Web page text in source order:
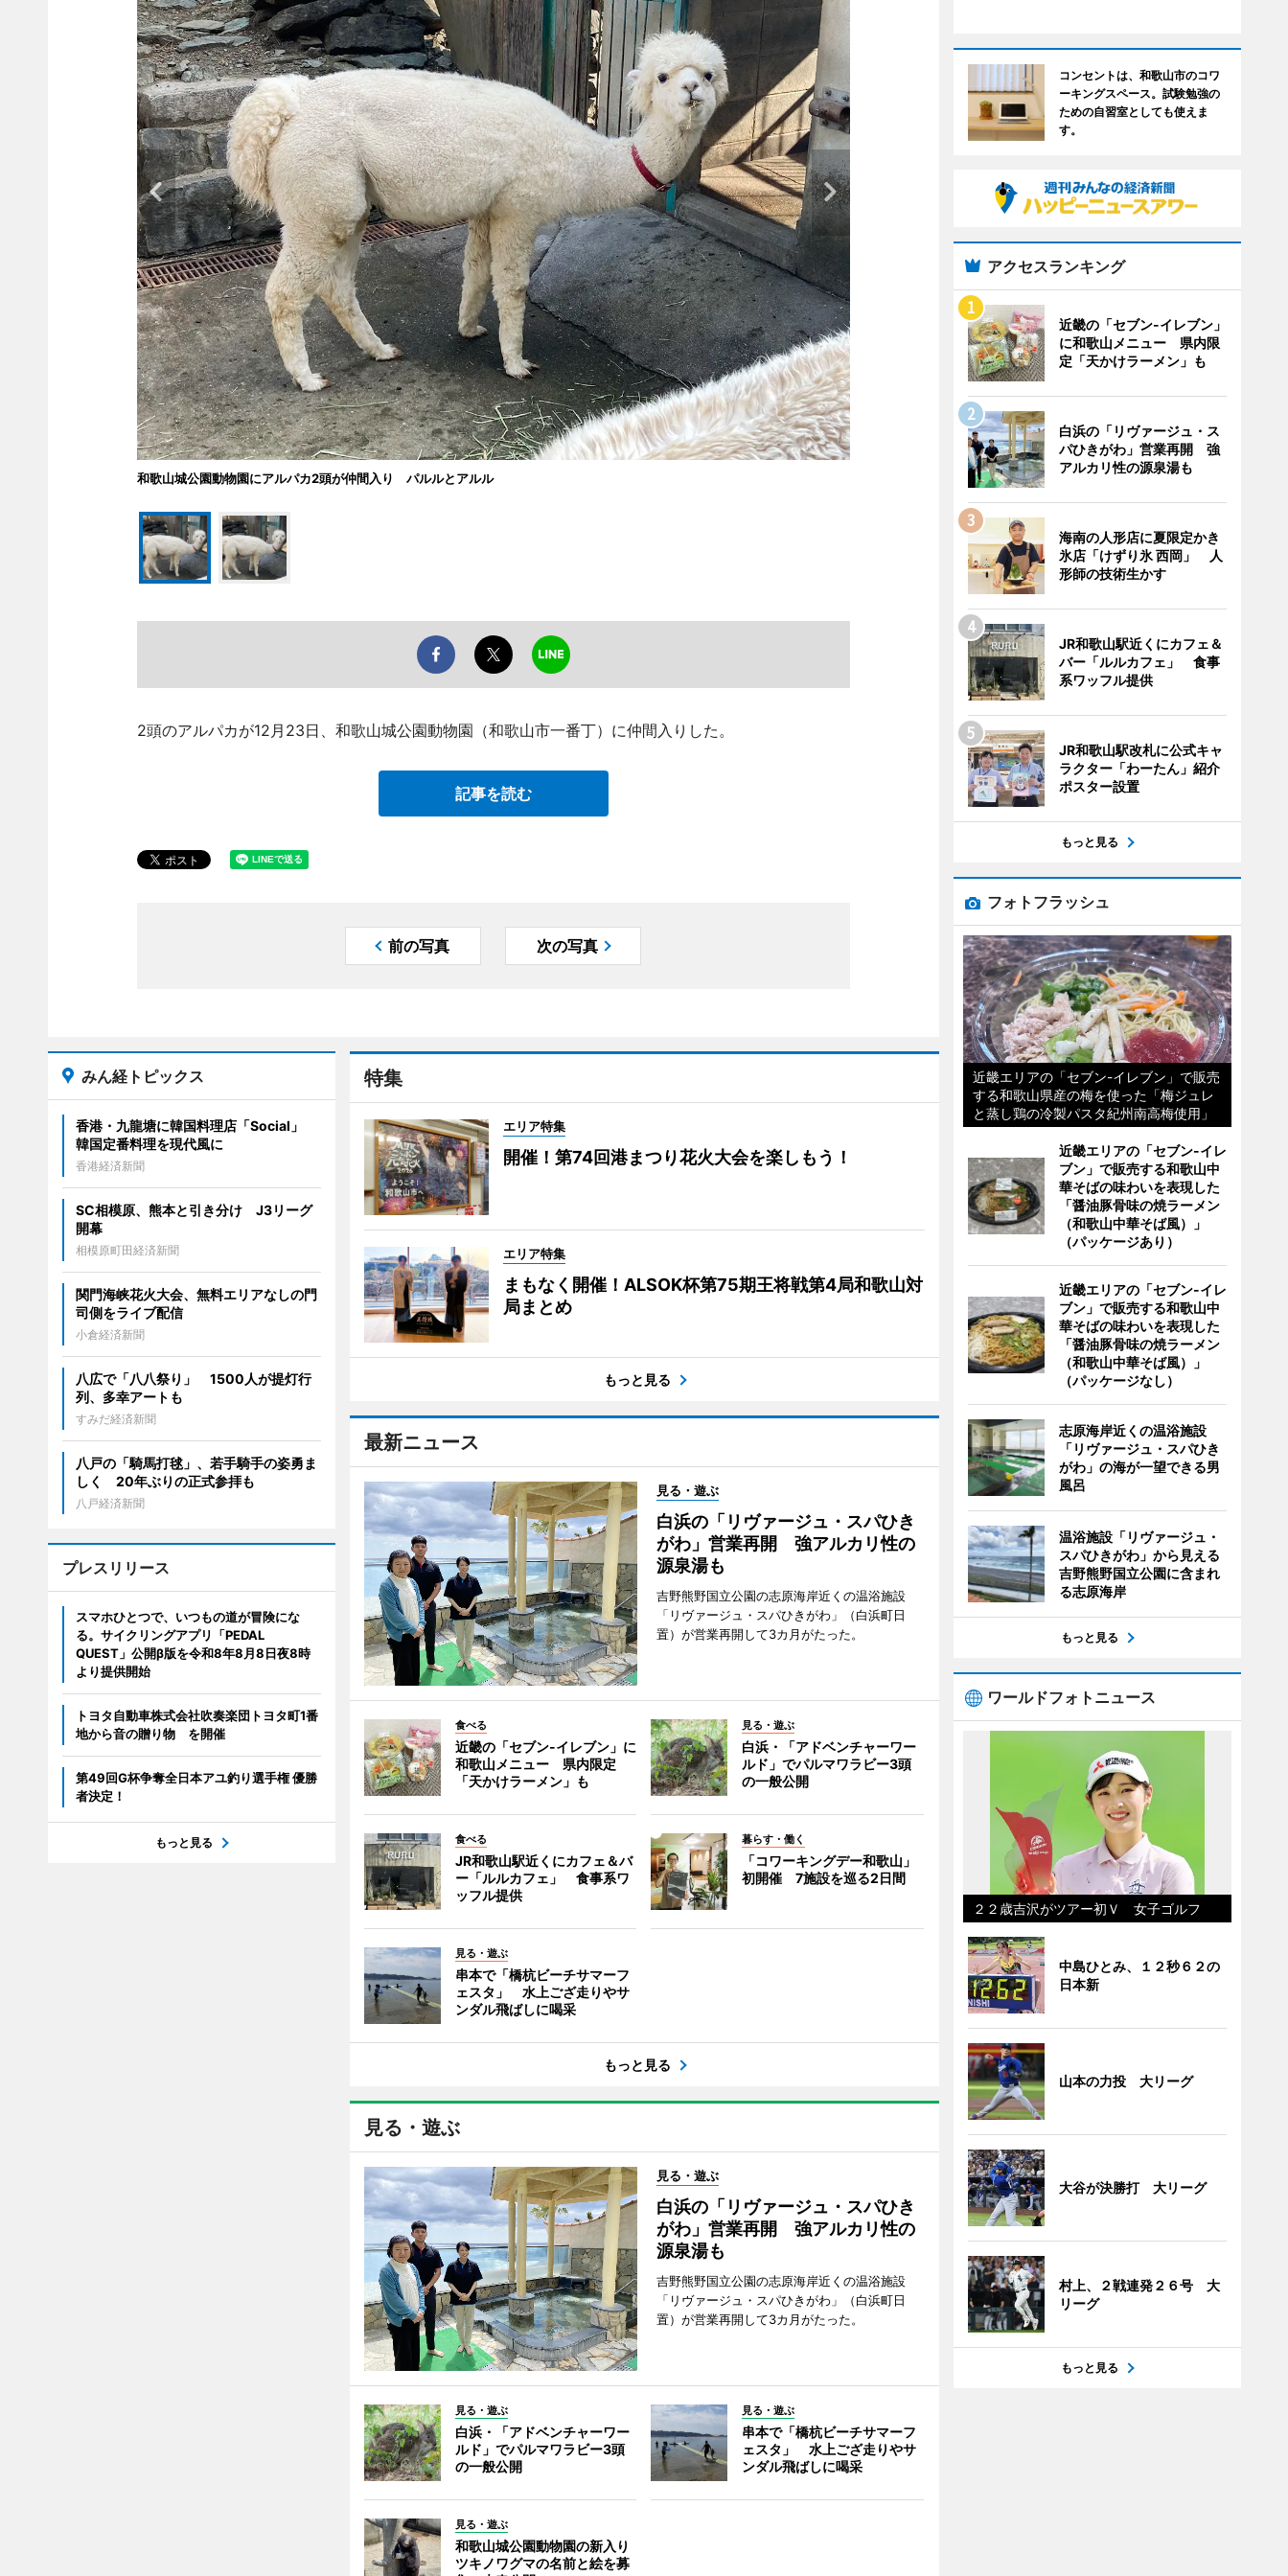
和歌山城公園動物園にアルパカ2頭が仲間入り パルルとアルル
2頭のアルパカが12月23日、和歌山城公園動物園（和歌山市一番丁）に仲間入りした。
記事を読む
前の写真 次の写真
特集
エリア特集
開催！第74回港まつり花火大会を楽しもう！
エリア特集
まもなく開催！ALSOK杯第75期王将戦第4局和歌山対
局まとめ
もっと見る
最新ニュース
見る・遊ぶ
白浜の「リヴァージュ・スパひき
がわ」営業再開 強アルカリ性の
源泉湯も
吉野熊野国立公園の志原海岸近くの温浴施設
「リヴァージュ・スパひきがわ」（白浜町日
置）が営業再開して3カ月がたった。
食べる
近畿の「セブン-イレブン」に
和歌山メニュー 県内限定
「天かけラーメン」も
見る・遊ぶ
白浜・「アドベンチャーワー
ルド」でパルマワラビー3頭
の一般公開
食べる
JR和歌山駅近くにカフェ＆バ
ー「ルルカフェ」 食事系ワ
ッフル提供
暮らす・働く
「コワーキングデー和歌山」
初開催 7施設を巡る2日間
見る・遊ぶ
串本で「橋杭ビーチサマーフ
ェスタ」 水上ござ走りやサ
ンダル飛ばしに喝采
もっと見る
見る・遊ぶ
見る・遊ぶ
白浜の「リヴァージュ・スパひき
がわ」営業再開 強アルカリ性の
源泉湯も
吉野熊野国立公園の志原海岸近くの温浴施設
「リヴァージュ・スパひきがわ」（白浜町日
置）が営業再開して3カ月がたった。
見る・遊ぶ
白浜・「アドベンチャーワー
ルド」でパルマワラビー3頭
の一般公開
見る・遊ぶ
串本で「橋杭ビーチサマーフ
ェスタ」 水上ござ走りやサ
ンダル飛ばしに喝采
見る・遊ぶ
和歌山城公園動物園の新入り
ツキノワグマの名前と絵を募
みん経トピックス
香港・九龍塘に韓国料理店「Social」
韓国定番料理を現代風に
香港経済新聞
SC相模原、熊本と引き分け J3リーグ
開幕
相模原町田経済新聞
関門海峡花火大会、無料エリアなしの門
司側をライブ配信
小倉経済新聞
八広で「八八祭り」 1500人が提灯行
列、多幸アートも
すみだ経済新聞
八戸の「騎馬打毬」、若手騎手の姿勇ま
しく 20年ぶりの正式参拝も
八戸経済新聞
プレスリリース
スマホひとつで、いつもの道が冒険にな
る。サイクリングアプリ「PEDAL
QUEST」公開β版を令和8年8月8日夜8時
より提供開始
トヨタ自動車株式会社吹奏楽団トヨタ町1番
地から音の贈り物 を開催
第49回G杯争奪全日本アユ釣り選手権 優勝
者決定！
もっと見る
コンセントは、和歌山市のコワ
ーキングスペース。試験勉強の
ための自習室としても使えま
す。
アクセスランキング
近畿の「セブン-イレブン」
に和歌山メニュー 県内限
定「天かけラーメン」も
白浜の「リヴァージュ・ス
パひきがわ」営業再開 強
アルカリ性の源泉湯も
海南の人形店に夏限定かき
氷店「けずり氷 西岡」 人
形師の技術生かす
JR和歌山駅近くにカフェ＆
バー「ルルカフェ」 食事
系ワッフル提供
JR和歌山駅改札に公式キャ
ラクター「わーたん」紹介
ポスター設置
もっと見る
フォトフラッシュ
近畿エリアの「セブン-イレブン」で販売
する和歌山県産の梅を使った「梅ジュレ
と蒸し鶏の冷製パスタ紀州南高梅使用」
近畿エリアの「セブン-イレ
ブン」で販売する和歌山中
華そばの味わいを表現した
「醤油豚骨味の焼ラーメン
（和歌山中華そば風）」
（パッケージあり）
近畿エリアの「セブン-イレ
ブン」で販売する和歌山中
華そばの味わいを表現した
「醤油豚骨味の焼ラーメン
（和歌山中華そば風）」
（パッケージなし）
志原海岸近くの温浴施設
「リヴァージュ・スパひき
がわ」の海が一望できる男
風呂
温浴施設「リヴァージュ・
スパひきがわ」から見える
吉野熊野国立公園に含まれ
る志原海岸
もっと見る
ワールドフォトニュース
２２歳吉沢がツアー初Ｖ 女子ゴルフ
中島ひとみ、１２秒６２の
日本新
山本の力投 大リーグ
大谷が決勝打 大リーグ
村上、２戦連発２６号 大
リーグ
もっと見る